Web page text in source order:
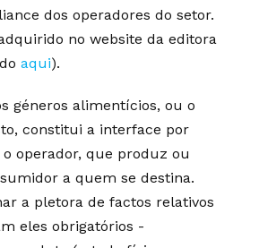
dos operadores do setor.
no website da editora
aqui).
géneros alimentícios, ou o
constitui a interface por
operador, que produz ou
a quem se destina.
a pletora de factos relativos
eles obrigatórios -